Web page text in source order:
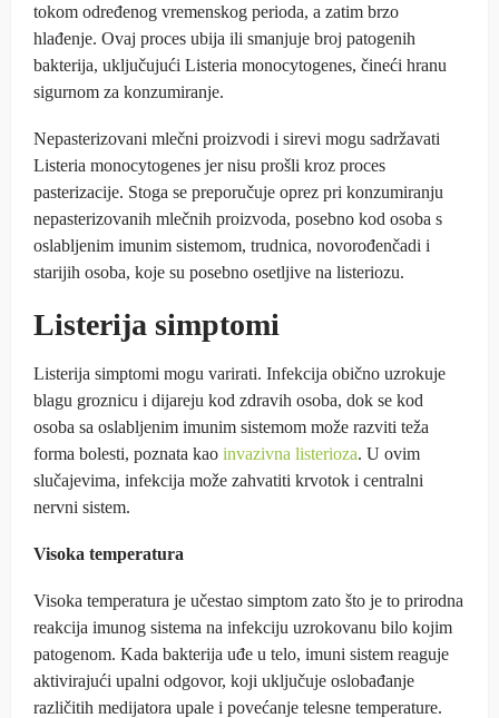
tokom određenog vremenskog perioda, a zatim brzo
hlađenje. Ovaj proces ubija ili smanjuje broj patogenih
bakterija, uključujući Listeria monocytogenes, čineći hranu
sigurnom za konzumiranje.
Nepasterizovani mlečni proizvodi i sirevi mogu sadržavati
Listeria monocytogenes jer nisu prošli kroz proces
pasterizacije. Stoga se preporučuje oprez pri konzumiranju
nepasterizovanih mlečnih proizvoda, posebno kod osoba s
oslabljenim imunim sistemom, trudnica, novorođenčadi i
starijih osoba, koje su posebno osetljive na listeriozu.
Listerija simptomi
Listerija simptomi mogu varirati. Infekcija obično uzrokuje
blagu groznicu i dijareju kod zdravih osoba, dok se kod
osoba sa oslabljenim imunim sistemom može razviti teža
forma bolesti, poznata kao invazivna listerioza. U ovim
slučajevima, infekcija može zahvatiti krvotok i centralni
nervni sistem.
Visoka temperatura
Visoka temperatura je učestao simptom zato što je to prirodna
reakcija imunog sistema na infekciju uzrokovanu bilo kojim
patogenom. Kada bakterija uđe u telo, imuni sistem reaguje
aktivirajući upalni odgovor, koji uključuje oslobađanje
različitih medijatora upale i povećanje telesne temperature.